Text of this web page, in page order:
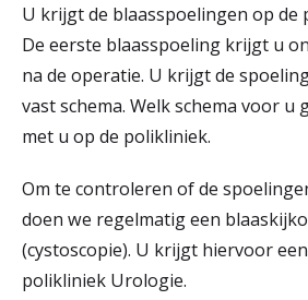
U krijgt de blaasspoelingen op de
De eerste blaasspoeling krijgt u
na de operatie. U krijgt de
vast schema. Welk schema voor u
met u op de polikliniek.
Om te controleren of de
doen we regelmatig een
(cystoscopie). U krijgt hiervoor
polikliniek Urologie.